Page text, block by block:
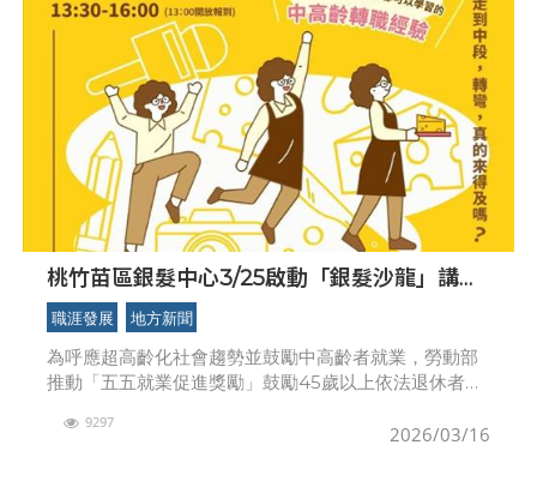
桃竹苗區銀髮中心3/25啟動「銀髮沙龍」講座
串聯 55 就業促進獎勵
職涯發展 地方新聞
為呼應超高齡化社會趨勢並鼓勵中高齡者就業，勞動部
推動「五五就業促進獎勵」鼓勵45歲以上依法退休者及
於3月25日（星期三）在桃園市勞工教育大樓舉辦「從
2026/03/16
9297